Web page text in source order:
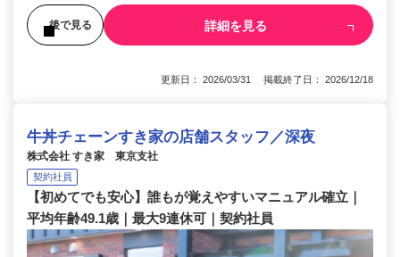
後で見る 詳細を見る
更新日： 2026/03/31 掲載終了日： 2026/12/18
牛丼チェーンすき家の店舗スタッフ／深夜
株式会社 すき家 東京支社
契約社員
【初めてでも安心】誰もが覚えやすいマニュアル確立｜
平均年齢49.1歳｜最大9連休可｜契約社員